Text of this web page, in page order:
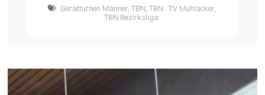
Gerätturnen Männer,TBN ,TBN : TV Mühlacker,
TBN Bezirksliga